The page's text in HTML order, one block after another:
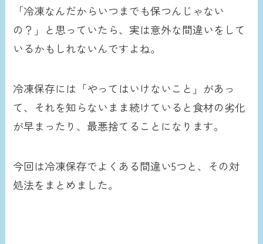
「冷凍なんだからいつまでも保つんじゃない
の？」と思っていたら、実は意外な間違いをして
いるかもしれないんですよね。
冷凍保存には「やってはいけないこと」があっ
て、それを知らないまま続けていると食材の劣化
が早まったり、最悪捨てることになります。
今回は冷凍保存でよくある間違い5つと、その対
処法をまとめました。